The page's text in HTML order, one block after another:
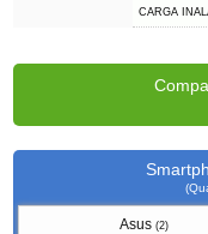
CARGA
Asus (2)